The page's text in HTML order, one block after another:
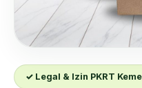
✓ Legal & Izin PKRT